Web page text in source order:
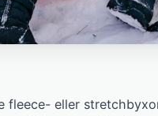
fleece- eller